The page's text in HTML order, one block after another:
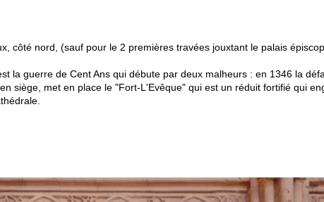
côté nord, (sauf pour le 2 premières travées jouxtant le palais
la guerre de Cent Ans qui débute par deux malheurs : en 1346 la
siège, met en place le "Fort-L'Evêque" qui est un réduit fortifié qui